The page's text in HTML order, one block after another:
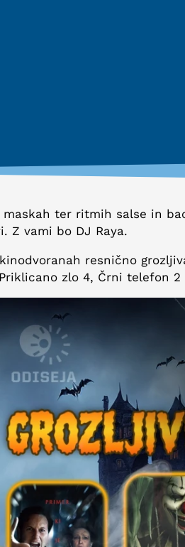
ter ritmih salse in
Z vami bo DJ Raya.
resnično
zlo 4, Črni telefon 2